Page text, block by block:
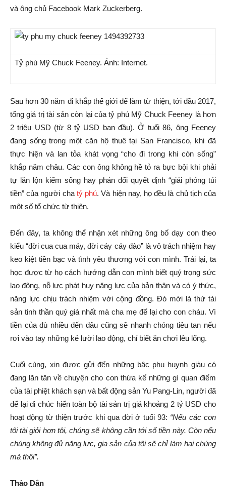
và ông chủ Facebook Mark Zuckerberg.
Tỷ phú Mỹ Chuck Feeney. Ảnh: Internet.
Sau hơn 30 năm đi khắp thế giới để làm từ thiện, tới đầu 2017,
tổng giá trị tài sản còn lại của tỷ phú Mỹ Chuck Feeney là hơn
2 triệu USD (từ 8 tỷ USD ban đầu). Ở tuổi 86, ông Feeney
đang sống trong một căn hộ thuê tại San Francisco, khi đã
thực hiện và lan tỏa khát vọng “cho đi trong khi còn sống”
khắp năm châu. Các con ông không hề tỏ ra bực bội khi phải
tự lăn lộn kiếm sống hay phản đối quyết định “giải phóng túi
tiền” của người cha tỷ phú. Và hiện nay, họ đều là chủ tịch của
một số tổ chức từ thiện.
Đến đây, ta không thể nhận xét những ông bố dạy con theo
kiểu “đời cua cua máy, đời cáy cáy đào” là vô trách nhiệm hay
keo kiệt tiền bạc và tình yêu thương với con mình. Trái lại, ta
học được từ họ cách hướng dẫn con mình biết quý trọng sức
lao động, nỗ lực phát huy năng lực của bản thân và có ý thức,
năng lực chịu trách nhiệm với cộng đồng. Đó mới là thứ tài
sản tinh thần quý giá nhất mà cha mẹ để lại cho con cháu. Vì
tiền của dù nhiều đến đâu cũng sẽ nhanh chóng tiêu tan nếu
rơi vào tay những kẻ lười lao động, chỉ biết ăn chơi lêu lổng.
Cuối cùng, xin được gửi đến những bậc phụ huynh giàu có
đang lăn tăn về chuyện cho con thừa kế những gì quan điểm
của tài phiệt khách sạn và bất động sản Yu Pang-Lin, người đã
để lại di chúc hiến toàn bộ tài sản trị giá khoảng 2 tỷ USD cho
hoạt động từ thiện trước khi qua đời ở tuổi 93: “Nếu các con
tôi tài giỏi hơn tôi, chúng sẽ không cần tới số tiền này. Còn nếu
chúng không đủ năng lực, gia sản của tôi sẽ chỉ làm hại chúng
mà thôi”.
Thảo Dân